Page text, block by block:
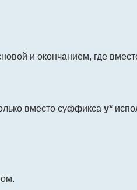
и окончанием, где
вместо суффикса y*